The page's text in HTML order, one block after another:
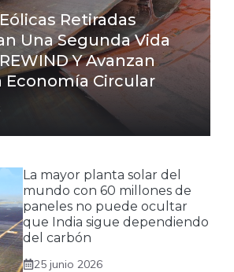
Retiradas
Una Segunda Vida
Y Avanzan
Economía Circular
La mayor planta solar del
mundo con 60 millones de
paneles no puede ocultar
que India sigue dependiendo
del carbón
25 junio 2026